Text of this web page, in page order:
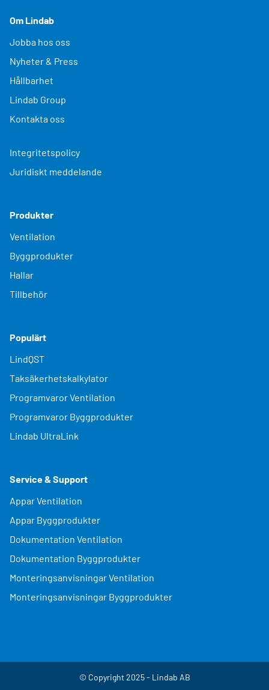
Om Lindab
Jobba hos oss
Nyheter & Press
Hållbarhet
Lindab Group
Kontakta oss
Integritetspolicy
Juridiskt meddelande
Produkter
Ventilation
Byggprodukter
Hallar
Tillbehör
Populärt
LindQST
Taksäkerhetskalkylator
Programvaror Ventilation
Programvaror Byggprodukter
Lindab UltraLink
Service & Support
Appar Ventilation
Appar Byggprodukter
Dokumentation Ventilation
Dokumentation Byggprodukter
Monteringsanvisningar Ventilation
Monteringsanvisningar Byggprodukter
© Copyright 2025 - Lindab AB